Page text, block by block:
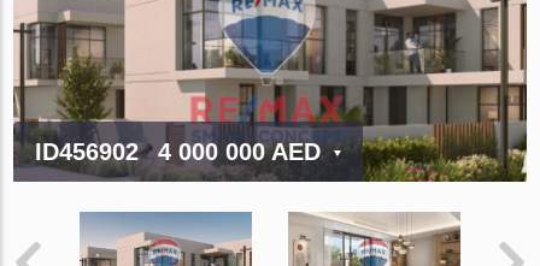
ID456902 4 000 000 AED